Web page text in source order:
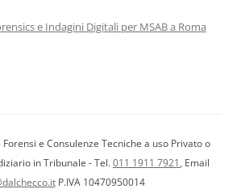
e Indagini Digitali per MSAB a Roma
e Consulenze Tecniche a uso Privato o
in Tribunale - Tel.011 1911 7921, Email
P.IVA 10470950014